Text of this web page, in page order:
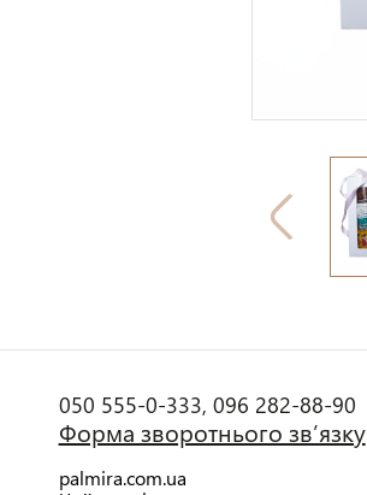
050 555-0-333, 096 282-88-90
Форма зворотнього зв’язку
palmira.com.ua